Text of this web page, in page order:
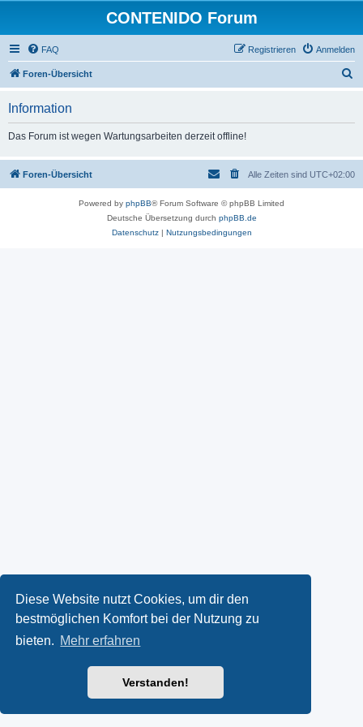
Diese Website nutzt Cookies, um dir den
bestmöglichen Komfort bei der Nutzung zu
bieten. Mehr erfahren
Verstanden!
CONTENIDO Forum
FAQ Anmelden
Registrieren
Foren-Übersicht
Information
Das Forum ist wegen Wartungsarbeiten derzeit offline!
Foren-Übersicht Alle Zeiten sind UTC+02:00
Powered by phpBB® Forum Software © phpBB Limited
Deutsche Übersetzung durch phpBB.de
Datenschutz| Nutzungsbedingungen